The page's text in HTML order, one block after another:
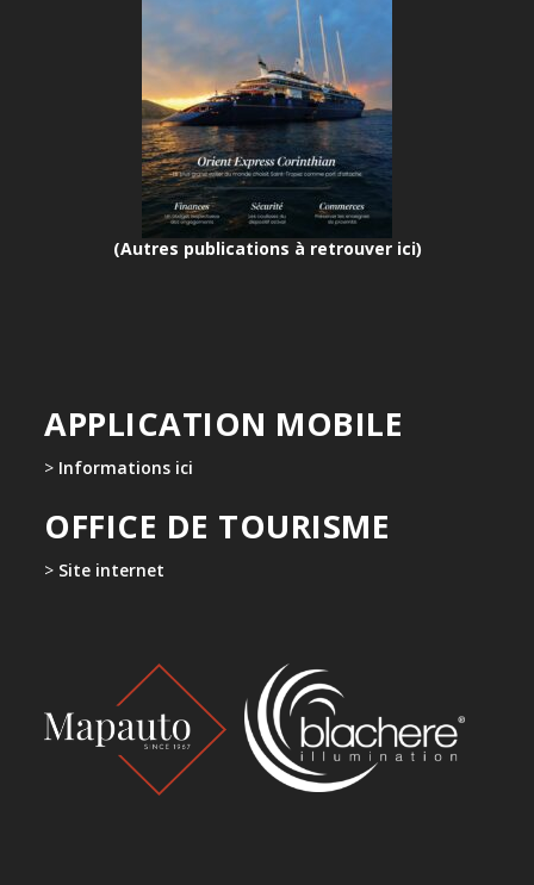
(Autres publications à retrouver ici)
APPLICATION MOBILE
> Informations ici
OFFICE DE TOURISME
> Site internet